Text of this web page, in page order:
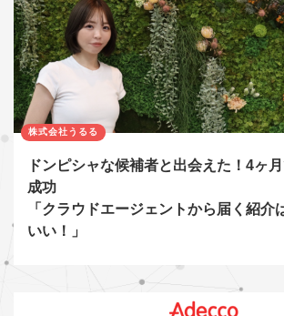
株式会社うるる
ドンピシャな候補者と出会えた！4ヶ
成功
「クラウドエージェントから届く紹介
いい！」